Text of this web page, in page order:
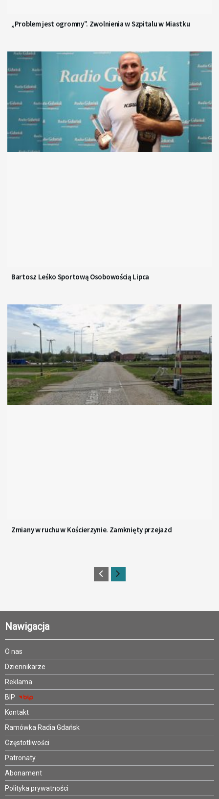
„Problem jest ogromny”. Zwolnienia w Szpitalu w Miastku
Bartosz Leśko Sportową Osobowością Lipca
Zmiany w ruchu w Kościerzynie. Zamknięty przejazd
Nawigacja
O nas
Dziennikarze
Reklama
BIP
Kontakt
Ramówka Radia Gdańsk
Częstotliwości
Patronaty
Abonament
Polityka prywatności